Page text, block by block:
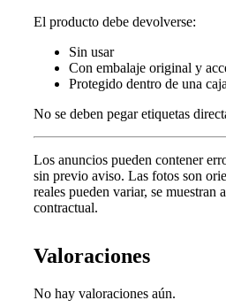
El producto debe devolverse:
Sin usar
Con embalaje original y
Protegido dentro de una
No se deben pegar etiquetas
Los anuncios pueden contener
sin previo aviso. Las fotos son
reales pueden variar, se muestran
contractual.
Valoraciones
No hay valoraciones aún.